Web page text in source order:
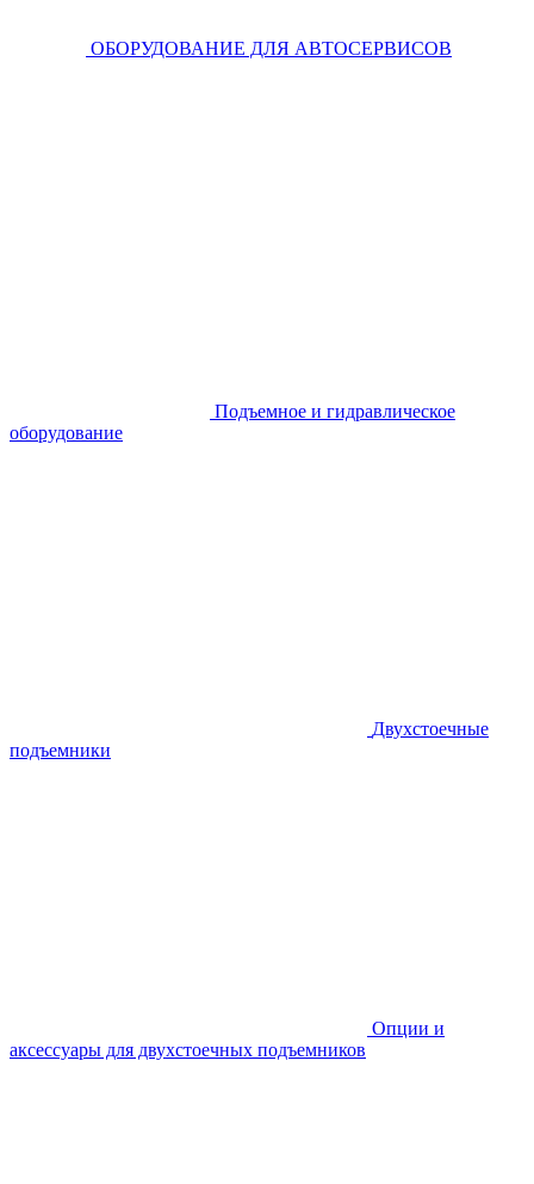
ОБОРУДОВАНИЕ ДЛЯ АВТОСЕРВИСОВ
Подъемное и гидравлическое
оборудование
Двухстоечные
подъемники
Опции и
аксессуары для двухстоечных подъемников